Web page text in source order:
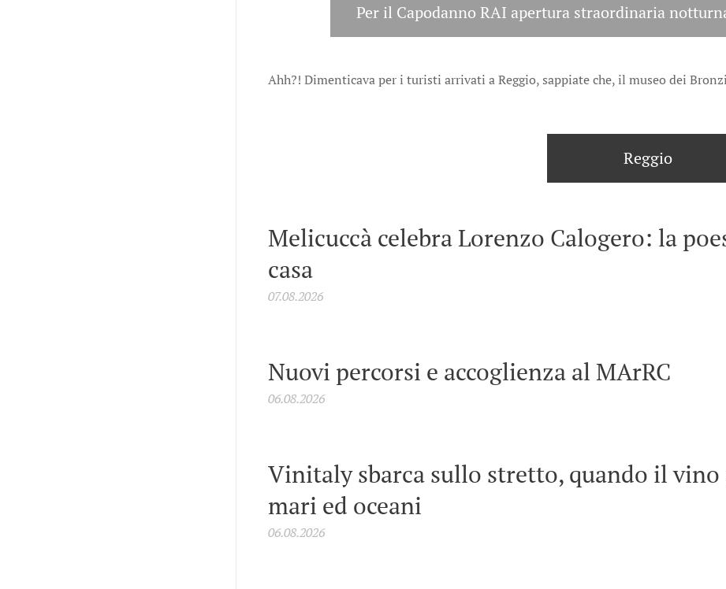
Per il Capodanno RAI apertura straordinaria
Ahh?! Dimenticava per i turisti arrivati a Reggio, sappiate che, il museo dei
Reggio
Melicuccà celebra Lorenzo Calogero: la
casa
07.08.2026
Nuovi percorsi e accoglienza al MArRC
06.08.2026
Vinitaly sbarca sullo stretto, quando il vino
mari ed oceani
06.08.2026